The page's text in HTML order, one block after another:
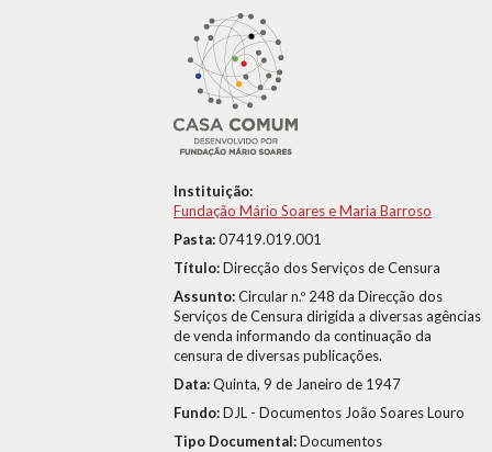
Instituição:
Fundação Mário Soares e Maria Barroso
Pasta:07419.019.001
Título:Direcção dos Serviços de Censura
Assunto:Circular n.º 248 da Direcção dos
Serviços de Censura dirigida a diversas agências
de venda informando da continuação da
censura de diversas publicações.
Data:Quinta, 9 de Janeiro de 1947
Fundo:DJL - Documentos João Soares Louro
Tipo Documental:Documentos